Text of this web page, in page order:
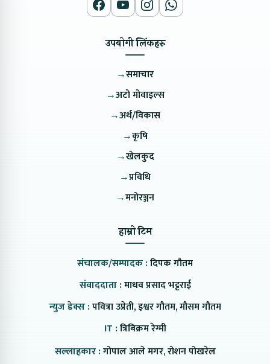
उपयोगी लिंकहरु
→समाचार
→अटो मोवाइल्स
→अर्थ/विकास
→कृषि
→खेलकुद
→प्रविधि
→मनोरञ्जन
हाम्रो टिम
संचालक/सम्पादक :दिपक गौतम
संवाददाता :माधव प्रसाद भट्टराई
न्युज डेक्स :पवित्रा उप्रेती, इश्वर गौतम, मौसम गौतम
IT :त्रिबिक्रम रेग्मी
सल्लाहकार :गोपाल आले मगर, रोशन पोखरेल